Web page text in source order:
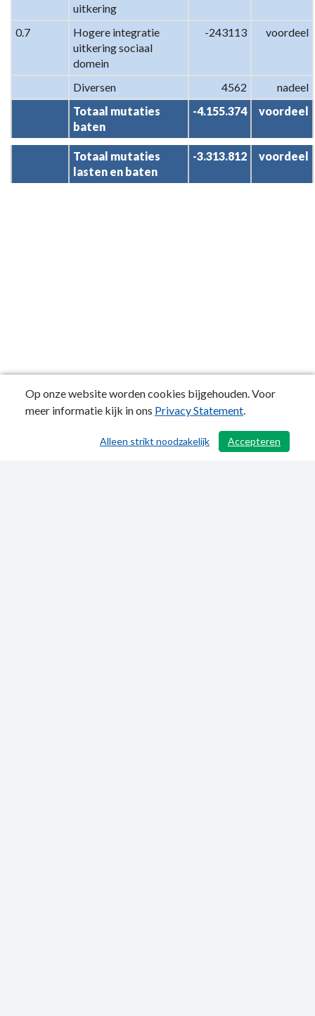
uitkering
0.7
Hogere integratie
uitkering sociaal
domein
-243113 voordeel
Diversen 4562
nadeel
Totaal mutaties
baten
-4.155.374 voordeel
Totaal mutaties
lasten en baten
-3.313.812 voordeel
/ 436
Op onze website worden cookies bijgehouden. Voor
meer informatie kijk in ons Privacy Statement.
Accepteren
Alleen strikt noodzakelijk